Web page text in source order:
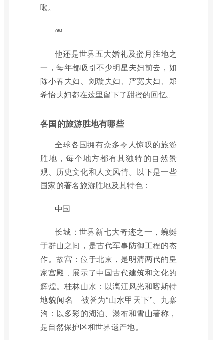
啾。
￼
他还是世界五大婚礼及蜜月胜地之
一，每年都吸引不少明星夫妇前去，如
陈小春夫妇、刘璇夫妇、严宽夫妇、郑
希怡夫妇都在这里留下了甜蜜的回忆。
各国的旅游胜地有哪些
全球各国拥有众多令人惊叹的旅游
胜地，每个地方都有其独特的自然景
观、历史文化和人文风情。以下是一些
国家的著名旅游胜地及其特色：
中国
长城：世界新七大奇迹之一，蜿蜒
于群山之间，是古代军事防御工程的杰
作。故宫：位于北京，是明清两代的皇
家宫殿，展示了中国古代建筑和文化的
辉煌。桂林山水：以漓江风光和喀斯特
地貌闻名，被誉为“山水甲天下”。九寨
沟：以多彩的湖泊、瀑布和雪山著称，
是自然保护区和世界遗产地。